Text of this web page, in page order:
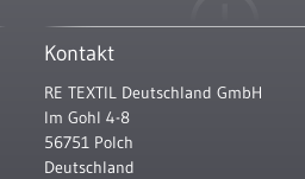
Kontakt
RE TEXTIL Deutschland GmbH
Im Gohl 4-8
56751 Polch
Deutschland